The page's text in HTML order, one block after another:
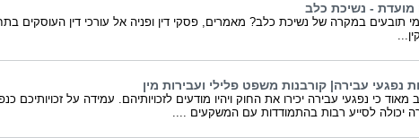
מועדת - נשיכת כלב
תובעים במקרה של נשיכת כלב? מאמרים, פסקי דין ופניה אל עורכי דין העוסקים
נפגעי עבירה| קורבנות משפט פלילי ועבירות מין
מאוד כי נפגעי עבירה יכירו את החוק ויהיו מודעים לזכויותיהם. עמידה על זכויותיכם
יכולה לסייע רבות בהתמודדות עם המשקעים ....